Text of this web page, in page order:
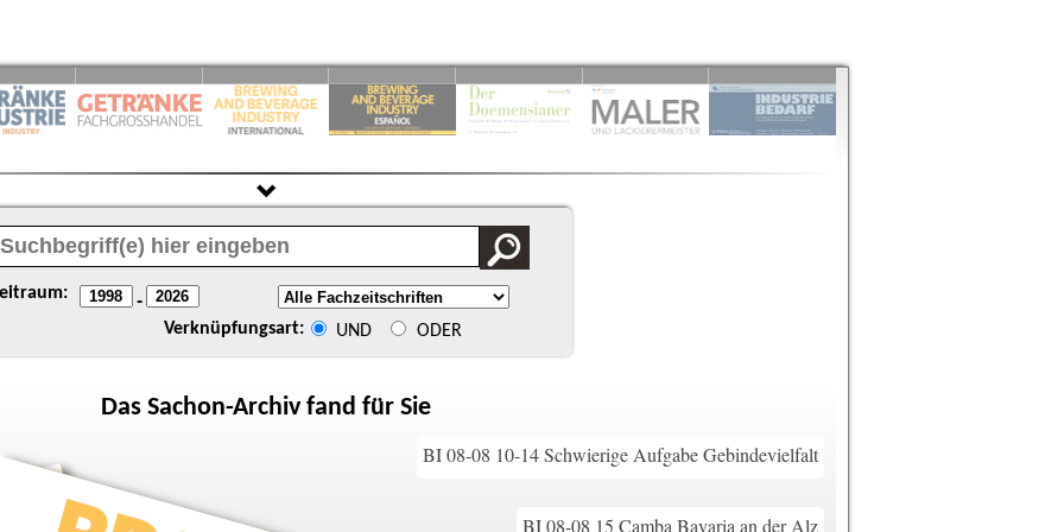
-
Verknüpfungsart: UND ODER
Das Sachon-Archiv fand für Sie
BI 08-08 10-14 Schwierige Aufgabe Gebindevielfalt
BI 08-08 15 Camba Bavaria an der Alz